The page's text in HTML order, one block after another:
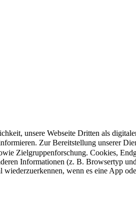
unsere Webseite Dritten als
Zur Bereitstellung unserer
Zielgruppenforschung. Cookies,
Informationen (z. B. Browsertyp
wenn es eine App